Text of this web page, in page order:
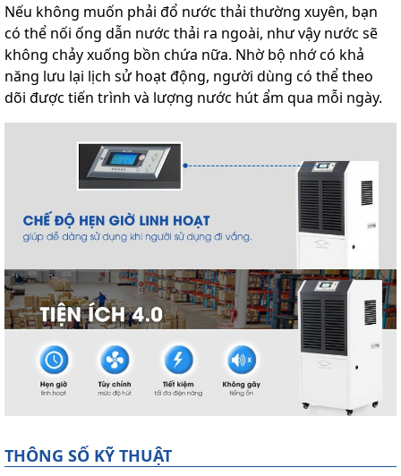
Nếu không muốn phải đổ nước thải thường xuyên, bạn
có thể nối ống dẫn nước thải ra ngoài, như vậy nước sẽ
không chảy xuống bồn chứa nữa. Nhờ bộ nhớ có khả
năng lưu lại lịch sử hoạt động, người dùng có thể theo
dõi được tiến trình và lượng nước hút ẩm qua mỗi ngày.
THÔNG SỐ KỸ THUẬT